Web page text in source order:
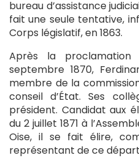
bureau d’assistance
fait une seule tentative,
Corps législatif, en 1863.
Après la
septembre 1870,
membre de la
conseil d’État. Ses
président. Candidat aux
du 2 juillet 1871 à
Oise, il se fait élire,
représentant de ce